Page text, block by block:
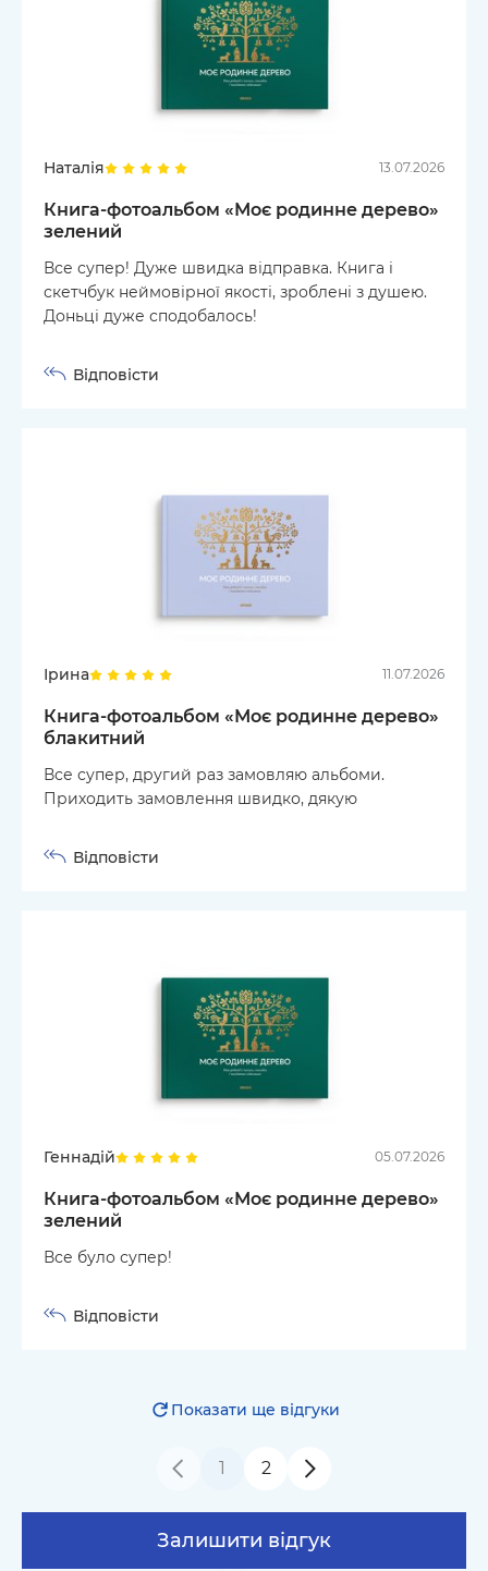
Наталія 13.07.2026
Книга-фотоальбом «Моє родинне дерево»
зелений
Все супер! Дуже швидка відправка. Книга і
скетчбук неймовірної якості, зроблені з душею.
Доньці дуже сподобалось!
Відповісти
Ірина 11.07.2026
Книга-фотоальбом «Моє родинне дерево»
блакитний
Все супер, другий раз замовляю альбоми.
Приходить замовлення швидко, дякую
Відповісти
Геннадій 05.07.2026
Книга-фотоальбом «Моє родинне дерево»
зелений
Все було супер!
Відповісти
Залишити відгук
Показати ще відгуки
1 2